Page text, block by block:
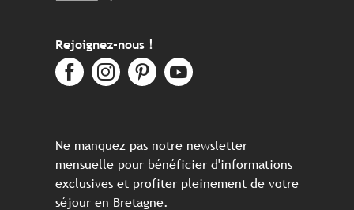
Rejoignez-nous !
Ne manquez pas notre newsletter
mensuelle pour bénéficier d'informations
exclusives et profiter pleinement de votre
séjour en Bretagne.